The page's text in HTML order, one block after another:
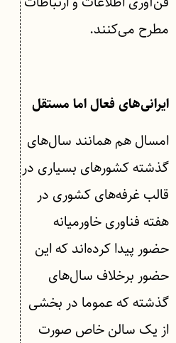
مطرح می‌کنند.
ایرانی‌های فعال اما مستقل
امسال هم همانند سال‌های
گذشته کشورهای بسیاری در
قالب غرفه‌های کشوری در
هفته فناوری خاورمیانه
حضور پیدا کرده‌اند که این
حضور برخلاف سال‌های
گذشته که عموما در بخشی
از یک سالن خاص صورت